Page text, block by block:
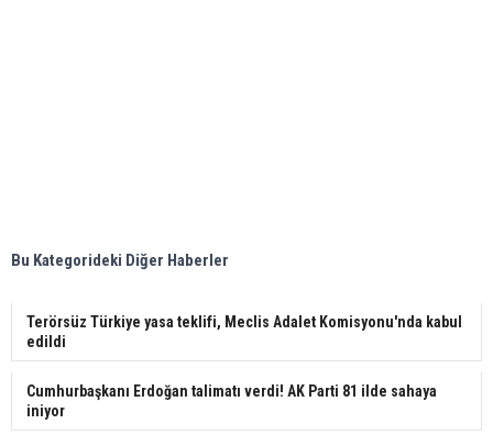
Bu Kategorideki Diğer Haberler
Terörsüz Türkiye yasa teklifi, Meclis Adalet Komisyonu'nda kabul
edildi
Cumhurbaşkanı Erdoğan talimatı verdi! AK Parti 81 ilde sahaya
iniyor